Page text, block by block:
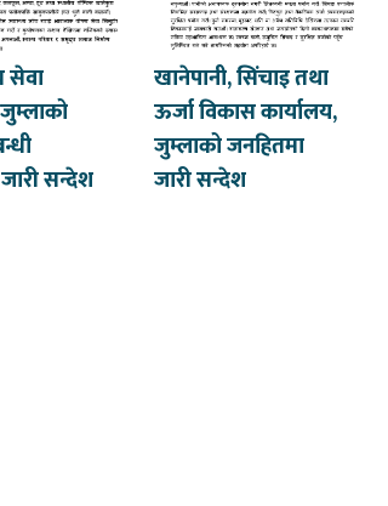
सेवा
सन्देश
खानेपानी, सिंचाइ तथा
ऊर्जा विकास कार्यालय,
जुम्लाको जनहितमा
जारी सन्देश